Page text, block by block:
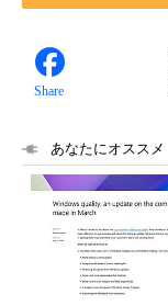
Share
あなたにオススメ